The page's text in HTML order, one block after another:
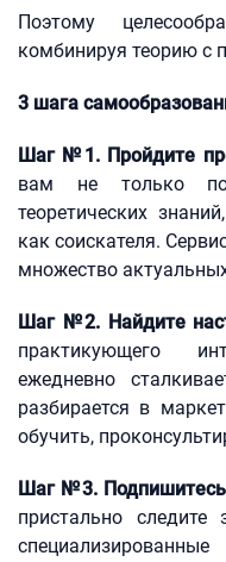
Поэтому
комбинируя теорию с
3 шага
Шаг №1. Пройдите
вам не только
теоретических
как соискателя.
множество
Шаг №2. Найдите
практикующего
ежедневно
разбирается в
обучить,
Шаг №3.
пристально